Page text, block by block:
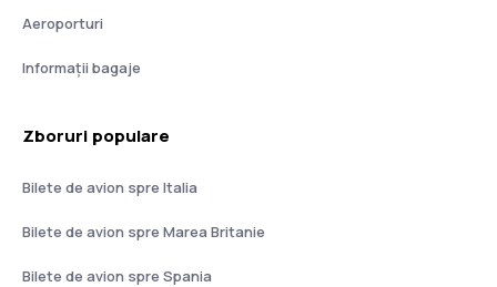
Aeroporturi
Informații bagaje
Zboruri populare
Bilete de avion spre Italia
Bilete de avion spre Marea Britanie
Bilete de avion spre Spania